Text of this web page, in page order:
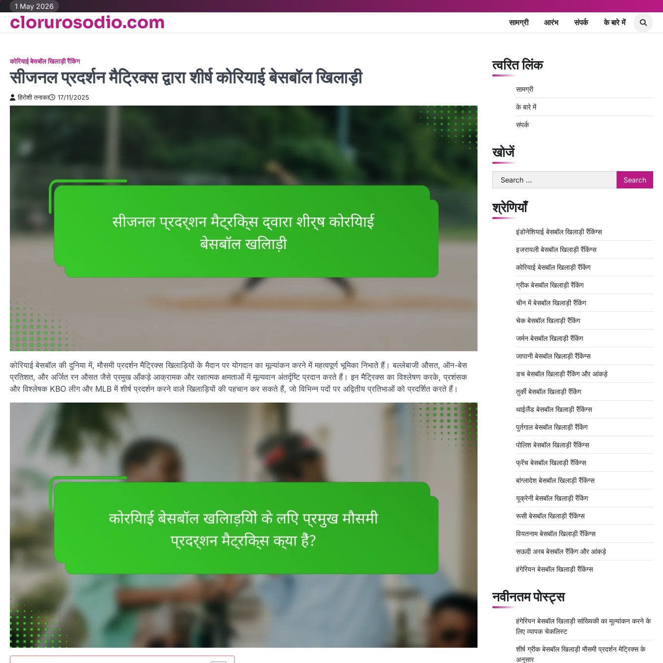
Skip
content
1 May 2026
clorurosodio.com सामग्री आरंभ संपर्क के बारे में
कोरियाई बेसबॉल खिलाड़ी रैंकिंग
सीजनल प्रदर्शन मैट्रिक्स द्वारा शीर्ष कोरियाई बेसबॉल खिलाड़ी
हिरोशी तनाका 17/11/2025
कोरियाई बेसबॉल की दुनिया में, मौसमी प्रदर्शन मैट्रिक्स खिलाड़ियों के मैदान पर योगदान का मूल्यांकन करने में महत्वपूर्ण भूमिका निभाते हैं। बल्लेबाजी औसत, ऑन-बेस
प्रतिशत, और अर्जित रन औसत जैसे प्रमुख आँकड़े आक्रामक और रक्षात्मक क्षमताओं में मूल्यवान अंतर्दृष्टि प्रदान करते हैं। इन मैट्रिक्स का विश्लेषण करके, प्रशंसक
और विश्लेषक KBO लीग और MLB में शीर्ष प्रदर्शन करने वाले खिलाड़ियों की पहचान कर सकते हैं, जो विभिन्न पदों पर अद्वितीय प्रतिभाओं को प्रदर्शित करते हैं।
त्वरित लिंक
सामग्री
के बारे में
संपर्क
खोजें
Search
for:
श्रेणियाँ
इंडोनेशियाई बेसबॉल खिलाड़ी रैंकिंग्स
इजरायली बेसबॉल खिलाड़ी रैंकिंग्स
कोरियाई बेसबॉल खिलाड़ी रैंकिंग
ग्रीक बेसबॉल खिलाड़ी रैंकिंग
चीन में बेसबॉल खिलाड़ी रैंकिंग
चेक बेसबॉल खिलाड़ी रैंकिंग
जर्मन बेसबॉल खिलाड़ी रैंकिंग
जापानी बेसबॉल खिलाड़ी रैंकिंग्स
डच बेसबॉल खिलाड़ी रैंकिंग और आंकड़े
तुर्की बेसबॉल खिलाड़ी रैंकिंग
थाईलैंड बेसबॉल खिलाड़ी रैंकिंग्स
पुर्तगाल बेसबॉल खिलाड़ी रैंकिंग
पोलिश बेसबॉल खिलाड़ी रैंकिंग्स
फ्रेंच बेसबॉल खिलाड़ी रैंकिंग्स
बांग्लादेश बेसबॉल खिलाड़ी रैंकिंग्स
यूक्रेनी बेसबॉल खिलाड़ी रैंकिंग
रूसी बेसबॉल खिलाड़ी रैंकिंग्स
वियतनाम बेसबॉल खिलाड़ी रैंकिंग्स
सऊदी अरब बेसबॉल रैंकिंग और आंकड़े
हंगेरियन बेसबॉल खिलाड़ी रैंकिंग्स
नवीनतम पोस्ट्स
हंगेरियन बेसबॉल खिलाड़ी सांख्यिकी का मूल्यांकन करने के
लिए व्यापक चेकलिस्ट
शीर्ष ग्रीक बेसबॉल खिलाड़ी मौसमी प्रदर्शन मेट्रिक्स के
अनुसार